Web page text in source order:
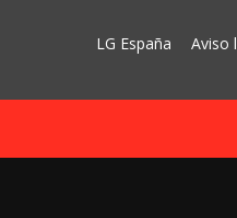
LG España Aviso